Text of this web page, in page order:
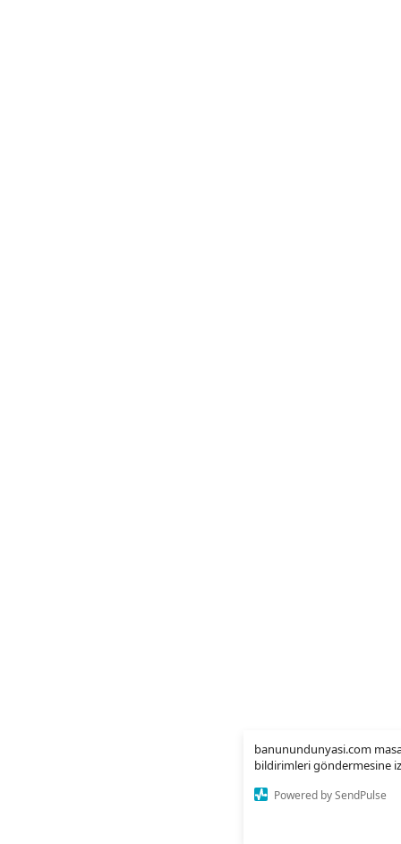
banunundunyasi.com
bildirimleri göndermesine
Powered by SendPulse